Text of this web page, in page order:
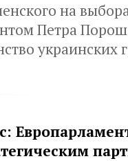
на
Петра
украинских